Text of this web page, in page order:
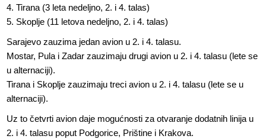
4. Tirana (3 leta nedeljno, 2. i 4. talas)
5. Skoplje (11 letova nedeljno, 2. i 4. talas)
Sarajevo zauzima jedan avion u 2. i 4. talasu.
Mostar, Pula i Zadar zauzimaju drugi avion u 2. i 4. talasu (lete se
u alternaciji).
Tirana i Skoplje zauzimaju treci avion u 2. i 4. talasu (lete se u
alternaciji).
Uz to četvrti avion daje mogućnosti za otvaranje dodatnih linija u
2. i 4. talasu poput Podgorice, Prištine i Krakova.